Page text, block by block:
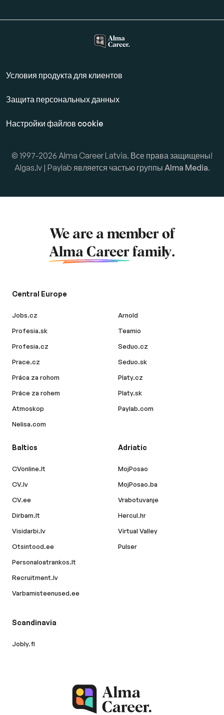
Условия продукта для клиентов
Защита персональных данных
Настройки файлов cookie
© 1997-2026 Alma Career Latvia. Все права защищены!
Algas.lv | Paylab является частью группы Alma Media.
We are a member of
Alma Career family.
Central Europe
Jobs.cz
Profesia.sk
Profesia.cz
Prace.cz
Práca za rohom
Práce za rohem
Atmoskop
Nelisa.com
Arnold
Teamio
Seduo.cz
Seduo.sk
Platy.cz
Platy.sk
Paylab.com
Baltics
CVonline.lt
CV.lv
CV.ee
Dirbam.lt
Visidarbi.lv
Otsintood.ee
Personaloatrankos.lt
Recruitment.lv
Varbamisteenused.ee
Adriatic
MojPosao
MojPosao.ba
Vrabotuvanje
Hercul.hr
Virtual Valley
Pulser
Scandinavia
Jobly.fi